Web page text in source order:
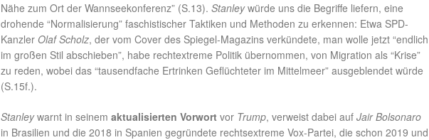
Nähe zum Ort der Wannseekonferenz” (S.13). Stanleywürde uns die Begriffe liefern, eine
drohende “Normalisierung” faschistischer Taktiken und Methoden zu erkennen: Etwa SPD-
Kanzler Olaf Scholz, der vom Cover des Spiegel-Magazins verkündete, man wolle jetzt “endlich
im großen Stil abschieben”, habe rechtextreme Politik übernommen, von Migration als “Krise”
zu reden, wobei das “tausendfache Ertrinken Geflüchteter im Mittelmeer” ausgeblendet würde
(S.15f.).
Stanleywarnt in seinem aktualisierten Vorwort vor Trump, verweist dabei auf Jair Bolsonaro
in Brasilien und die 2018 in Spanien gegründete rechtsextreme Vox-Partei, die schon 2019 und